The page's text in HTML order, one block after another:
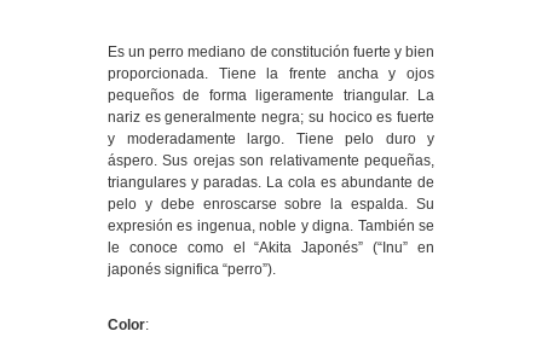
Es un perro mediano de constitución fuerte y bien
proporcionada. Tiene la frente ancha y ojos
pequeños de forma ligeramente triangular. La
nariz es generalmente negra; su hocico es fuerte
y moderadamente largo. Tiene pelo duro y
áspero. Sus orejas son relativamente pequeñas,
triangulares y paradas. La cola es abundante de
pelo y debe enroscarse sobre la espalda. Su
expresión es ingenua, noble y digna. También se
le conoce como el “Akita Japonés” (“Inu” en
japonés significa “perro”).
Color: